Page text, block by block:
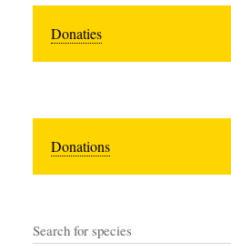
Donaties
Donations
Search for species